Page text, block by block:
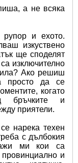
а не всяка
рупор и ехото.
изкуствено
ще споделят
изключително
Ако решиш
просто да се
когато
бръчките и
приятели.
нарека техен
с дълбокия
ми кои са
провинциално и